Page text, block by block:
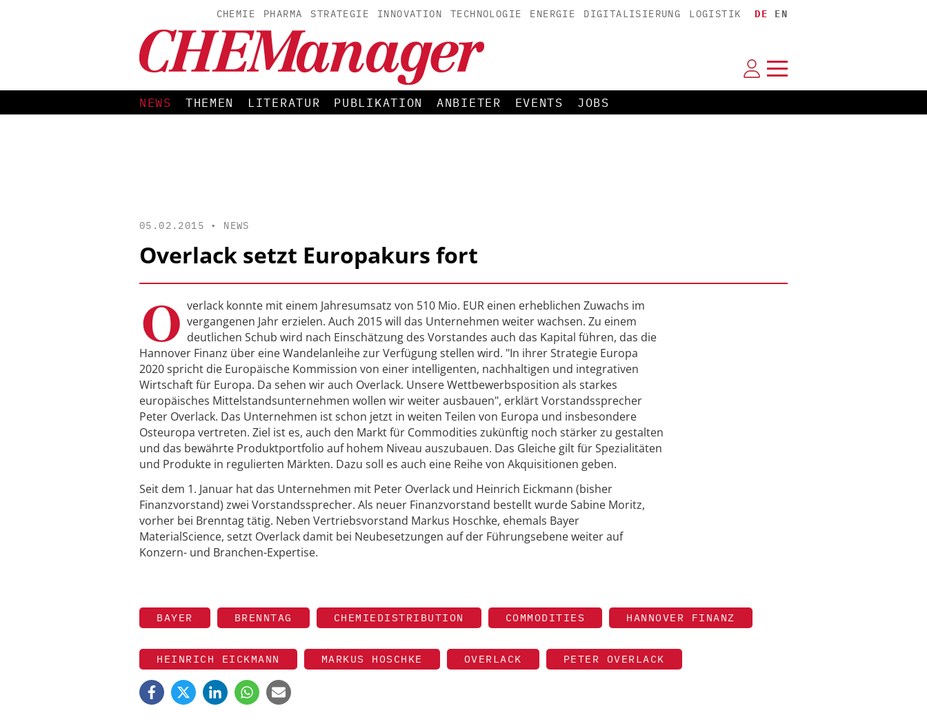
CHEMIE PHARMA STRATEGIE INNOVATION TECHNOLOGIE ENERGIE DIGITALISIERUNG LOGISTIK DE EN
NEWS THEMEN LITERATUR PUBLIKATION ANBIETER EVENTS JOBS
05.02.2015 • NEWS
Overlack setzt Europakurs fort
O verlack konnte mit einem Jahresumsatz von 510 Mio. EUR einen erheblichen Zuwachs im
vergangenen Jahr erzielen. Auch 2015 will das Unternehmen weiter wachsen. Zu einem
deutlichen Schub wird nach Einschätzung des Vorstandes auch das Kapital führen, das die
Hannover Finanz über eine Wandelanleihe zur Verfügung stellen wird. "In ihrer Strategie Europa
2020 spricht die Europäische Kommission von einer intelligenten, nachhaltigen und integrativen
Wirtschaft für Europa. Da sehen wir auch Overlack. Unsere Wettbewerbsposition als starkes
europäisches Mittelstandsunternehmen wollen wir weiter ausbauen", erklärt Vorstandssprecher
Peter Overlack. Das Unternehmen ist schon jetzt in weiten Teilen von Europa und insbesondere
Osteuropa vertreten. Ziel ist es, auch den Markt für Commodities zukünftig noch stärker zu gestalten
und das bewährte Produktportfolio auf hohem Niveau auszubauen. Das Gleiche gilt für Spezialitäten
und Produkte in regulierten Märkten. Dazu soll es auch eine Reihe von Akquisitionen geben.
Seit dem 1. Januar hat das Unternehmen mit Peter Overlack und Heinrich Eickmann (bisher
Finanzvorstand) zwei Vorstandssprecher. Als neuer Finanzvorstand bestellt wurde Sabine Moritz,
vorher bei Brenntag tätig. Neben Vertriebsvorstand Markus Hoschke, ehemals Bayer
MaterialScience, setzt Overlack damit bei Neubesetzungen auf der Führungsebene weiter auf
Konzern- und Branchen-Expertise.
BAYER BRENNTAG CHEMIEDISTRIBUTION COMMODITIES HANNOVER FINANZ
HEINRICH EICKMANN MARKUS HOSCHKE OVERLACK PETER OVERLACK